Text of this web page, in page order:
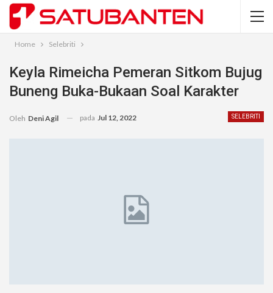
Home Selebriti
Keyla Rimeicha Pemeran Sitkom Bujug
Buneng Buka-Bukaan Soal Karakter
SELEBRITI
Oleh Deni Agil pada Jul 12, 2022